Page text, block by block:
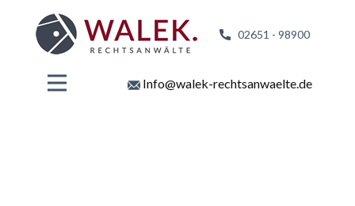
02651 - 98900
Info@walek-rechtsanwaelte.de